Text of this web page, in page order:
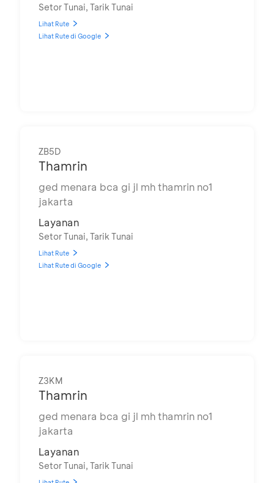
Setor Tunai, Tarik Tunai
Lihat Rute
Lihat Rute di Google
ZB5D
Thamrin
ged menara bca gi jl mh thamrin no1
jakarta
Layanan
Setor Tunai, Tarik Tunai
Lihat Rute
Lihat Rute di Google
Z3KM
Thamrin
ged menara bca gi jl mh thamrin no1
jakarta
Layanan
Setor Tunai, Tarik Tunai